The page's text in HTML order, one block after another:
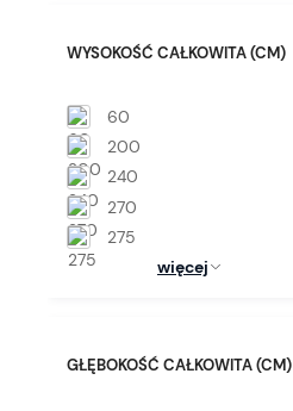
WYSOKOŚĆ CAŁKOWITA (CM)
60
200
240
270
275
więcej
GŁĘBOKOŚĆ CAŁKOWITA (CM)